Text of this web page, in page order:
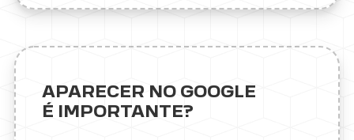
APARECER NO GOOGLE
É IMPORTANTE?